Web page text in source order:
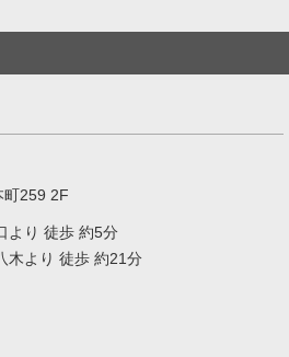
町259 2F
より 徒歩 約5分
木より 徒歩 約21分